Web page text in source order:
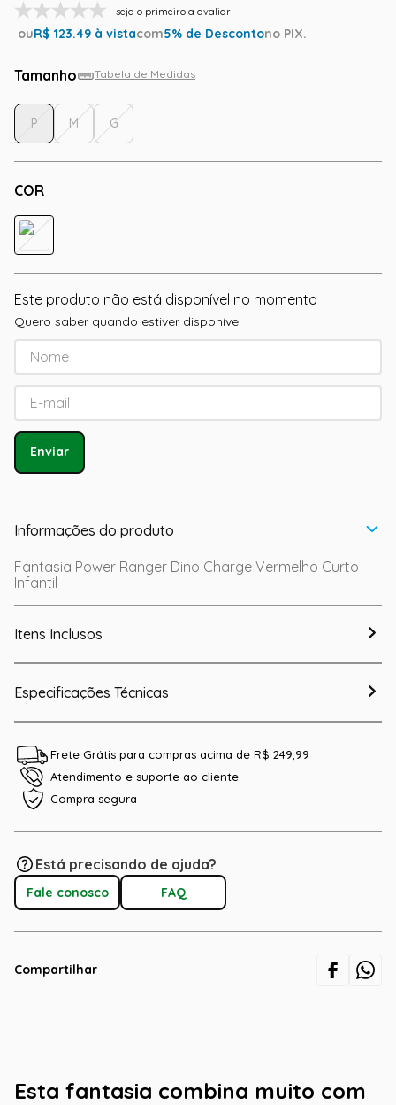
seja o primeiro a avaliar
ouR$ 123.49 à vistacom5% de Descontono PIX.
Tamanho Tabela de Medidas
COR
P M G
Este produto não está disponível no momento
Quero saber quando estiver disponível
Enviar
Informações do produto
Fantasia Power Ranger Dino Charge Vermelho Curto
Infantil
Itens Inclusos
Especificações Técnicas
Frete Grátis para compras acima de R$ 249,99
Atendimento e suporte ao cliente
Compra segura
Está precisando de ajuda?
Fale conosco FAQ
Compartilhar
Esta fantasia combina muito com